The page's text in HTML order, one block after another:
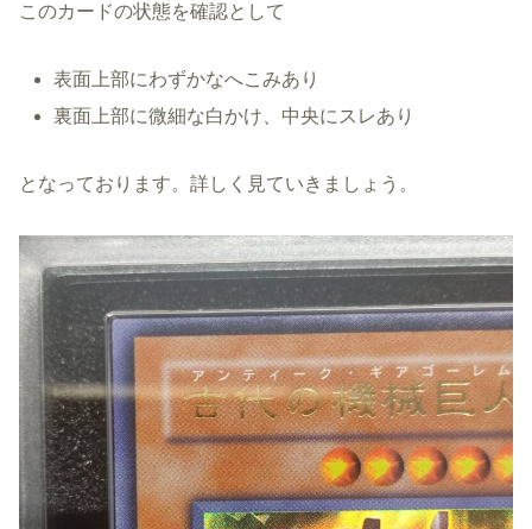
このカードの状態を確認として
表面上部にわずかなへこみあり
裏面上部に微細な白かけ、中央にスレあり
となっております。詳しく見ていきましょう。